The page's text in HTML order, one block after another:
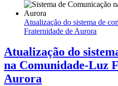
Atualização do sistema de
Fraternidade de Aurora
Atualização do
na Comunidade-Luz
Aurora